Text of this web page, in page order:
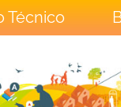
Técnico